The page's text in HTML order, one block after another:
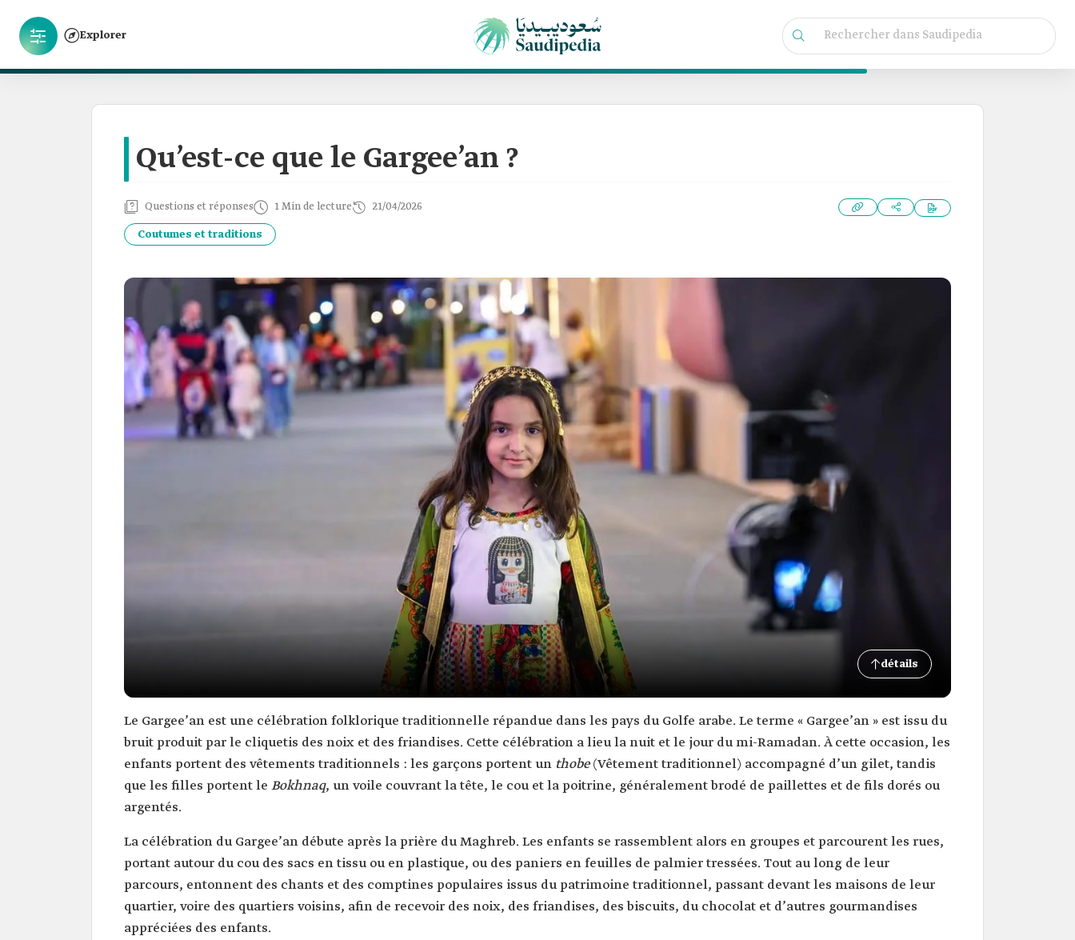
Explorer
Qu’est-ce que le Gargee’an ?
Questions et réponses 1 Min de lecture 21/04/2026
Coutumes et traditions
détails
Le Gargee’an est une célébration folklorique traditionnelle répandue dans les pays du Golfe arabe. Le terme « Gargee’an » est issu du
bruit produit par le cliquetis des noix et des friandises. Cette célébration a lieu la nuit et le jour du mi-Ramadan. À cette occasion, les
enfants portent des vêtements traditionnels : les garçons portent un thobe(Vêtement traditionnel) accompagné d’un gilet, tandis
que les filles portent le Bokhnaq, un voile couvrant la tête, le cou et la poitrine, généralement brodé de paillettes et de fils dorés ou
argentés.
La célébration du Gargee’an débute après la prière du Maghreb. Les enfants se rassemblent alors en groupes et parcourent les rues,
portant autour du cou des sacs en tissu ou en plastique, ou des paniers en feuilles de palmier tressées. Tout au long de leur
parcours, entonnent des chants et des comptines populaires issus du patrimoine traditionnel, passant devant les maisons de leur
quartier, voire des quartiers voisins, afin de recevoir des noix, des friandises, des biscuits, du chocolat et d’autres gourmandises
appréciées des enfants.